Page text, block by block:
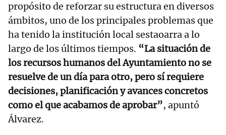
propósito de reforzar su estructura en diversos
ámbitos, uno de los principales problemas que
ha tenido la institución local sestaoarra a lo
largo de los últimos tiempos. “La situación de
los recursos humanos del Ayuntamiento no se
resuelve de un día para otro, pero sí requiere
decisiones, planificación y avances concretos
como el que acabamos de aprobar”, apuntó
Álvarez.